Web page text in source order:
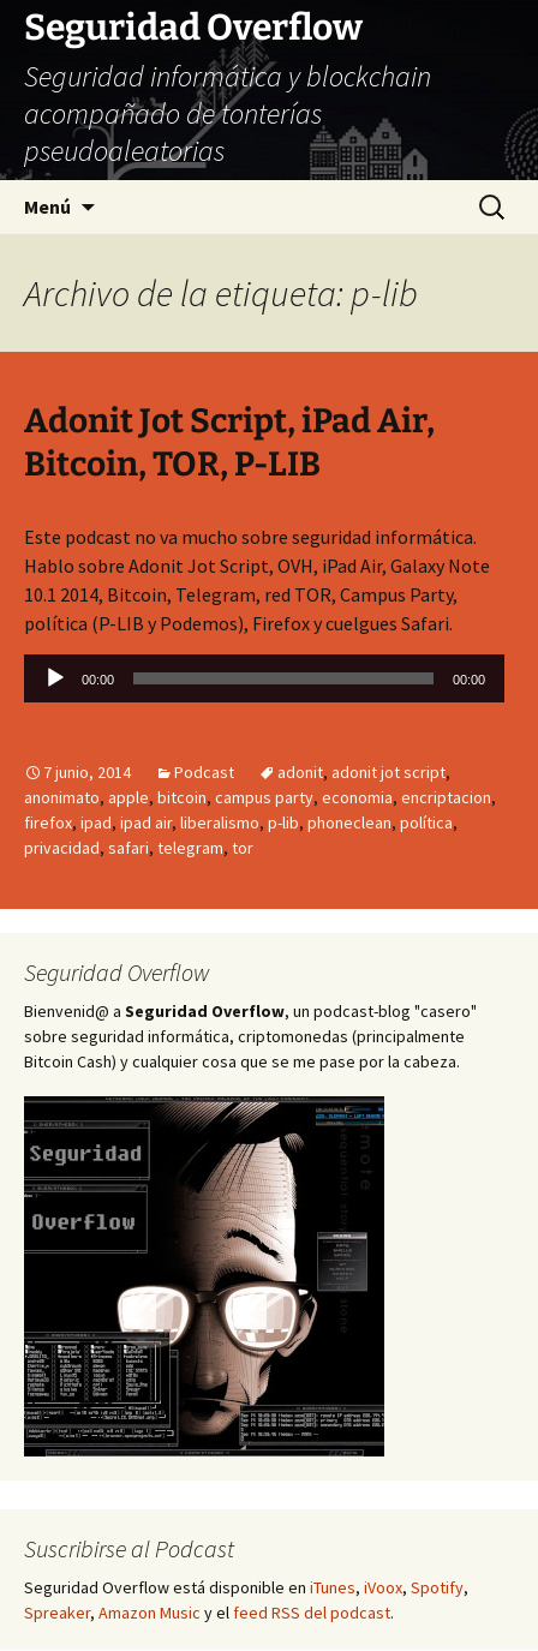
Seguridad Overflow
Seguridad informática y blockchain
acompañado de tonterías
pseudoaleatorias
Menú Buscar:
Archivo de la etiqueta: p-lib
Adonit Jot Script, iPad Air,
Bitcoin, TOR, P-LIB
Este podcast no va mucho sobre seguridad informática.
Hablo sobre Adonit Jot Script, OVH, iPad Air, Galaxy Note
10.1 2014, Bitcoin, Telegram, red TOR, Campus Party,
política (P-LIB y Podemos), Firefox y cuelgues Safari.
Reproductor
de
00:00 00:00
7 junio, 2014 Podcast adonit, adonit jot script,
anonimato, apple, bitcoin, campus party, economia, encriptacion,
firefox, ipad, ipad air, liberalismo, p-lib, phoneclean, política,
privacidad, safari, telegram, tor
Seguridad Overflow
Bienvenid@ a Seguridad Overflow, un podcast-blog "casero"
sobre seguridad informática, criptomonedas (principalmente
Bitcoin Cash) y cualquier cosa que se me pase por la cabeza.
Suscribirse al Podcast
Seguridad Overflow está disponible en iTunes, iVoox, Spotify,
Spreaker, Amazon Music y el feed RSS del podcast.